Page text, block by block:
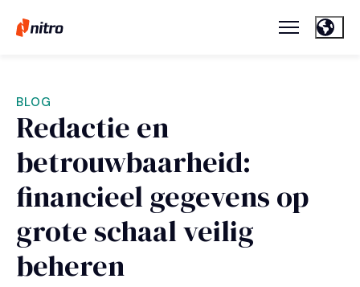
BLOG
Redactie en
betrouwbaarheid:
financieel gegevens op
grote schaal veilig
beheren